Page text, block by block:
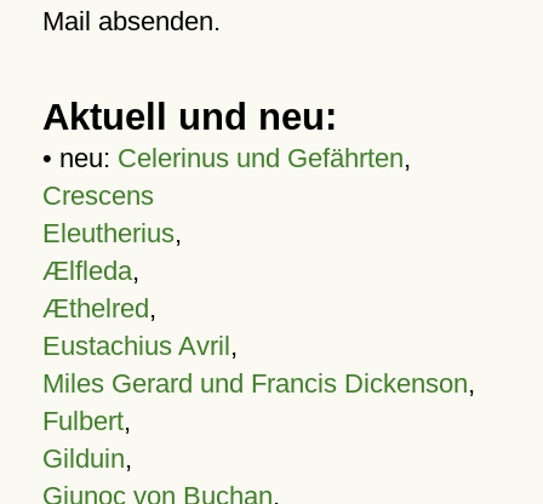
Mail absenden.
Aktuell und neu:
• neu: Celerinus und Gefährten,
Crescens
Eleutherius,
Ælfleda,
Æthelred,
Eustachius Avril,
Miles Gerard und Francis Dickenson,
Fulbert,
Gilduin,
Giunoc von Buchan,